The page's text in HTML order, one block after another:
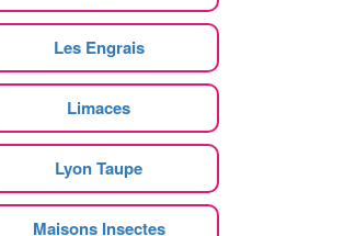
Les Engrais
Limaces
Lyon Taupe
Maisons Insectes